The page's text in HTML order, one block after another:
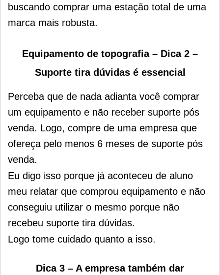
buscando comprar uma estação total de uma
marca mais robusta.
Equipamento de topografia – Dica 2 –
Suporte tira dúvidas é essencial
Perceba que de nada adianta você comprar
um equipamento e não receber suporte pós
venda. Logo, compre de uma empresa que
ofereça pelo menos 6 meses de suporte pós
venda.
Eu digo isso porque já aconteceu de aluno
meu relatar que comprou equipamento e não
conseguiu utilizar o mesmo porque não
recebeu suporte tira dúvidas.
Logo tome cuidado quanto a isso.
Dica 3 – A empresa também dar